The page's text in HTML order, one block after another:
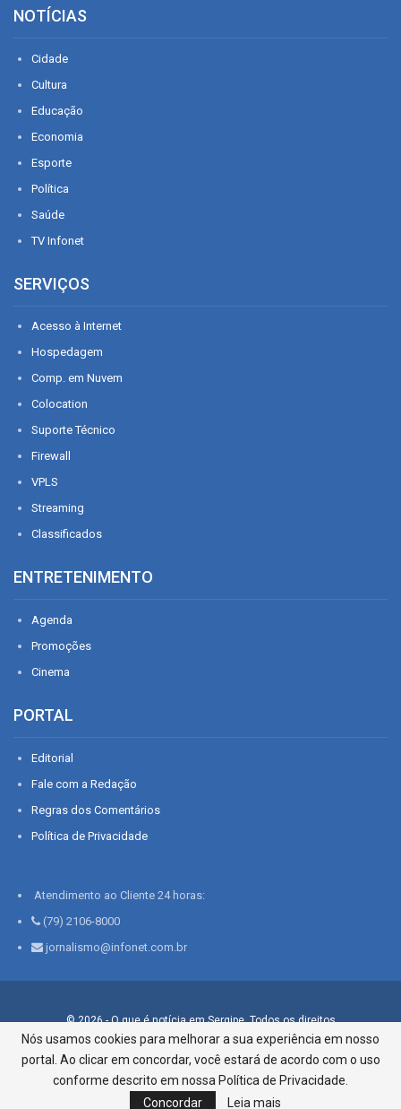
NOTÍCIAS
Cidade
Cultura
Educação
Economia
Esporte
Política
Saúde
TV Infonet
SERVIÇOS
Acesso à Internet
Hospedagem
Comp. em Nuvem
Colocation
Suporte Técnico
Firewall
VPLS
Streaming
Classificados
ENTRETENIMENTO
Agenda
Promoções
Cinema
PORTAL
Editorial
Fale com a Redação
Regras dos Comentários
Política de Privacidade
Atendimento ao Cliente 24 horas:
(79) 2106-8000
jornalismo@infonet.com.br
© 2026 - O que é notícia em Sergipe. Todos os direitos
reservados.
Infonet - Rua Monsenhor Silveira 276, Bairro São José |
Aracaju-SE, CEP 49015-030, Fone: 79.2106.8000 - CI Centro de
Informações LTDA
Nós usamos cookies para melhorar a sua experiência em nosso
portal. Ao clicar em concordar, você estará de acordo com o uso
conforme descrito em nossa Política de Privacidade.
Concordar
Leia mais